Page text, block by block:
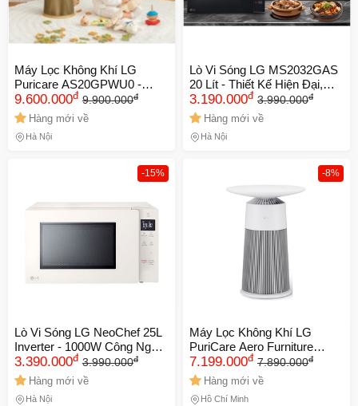
Máy Lọc Không Khí LG
Puricare AS20GPWU0 -
Thiết Kế Bàn Sạc Không
Dây, Chức Năng UV Nano
Diệt Khuẩn, Hiệu Suất Sạch
Cao
9.600.000đ 9.900.000đ
Hàng mới về
Hà Nội
Lò Vi Sóng LG MS2032GAS
20 Lít - Thiết Kế Hiện Đại,
Công Suất 700W, Chất Liệu
Thép Không Gỉ Easy Clean™
3.190.000đ 3.990.000đ
Hàng mới về
Hà Nội
-15%
Lò Vi Sóng LG NeoChef 25L
Inverter - 1000W Công Nghệ
Thông Minh, Dung Tích Lớn
Màu Be, Dễ Dàng Vệ Sinh,
Bảo Hành Chính Hãng
3.390.000đ 3.990.000đ
Hàng mới về
Hà Nội
-8%
Máy Lọc Không Khí LG
PuriCare Aero Furniture
AS20GPWU0 - Thiết Kế 2in1,
Sạc Không Dây, Lọc PM0.01,
Bảng Điều Khiển Thông Minh
7.199.000đ 7.890.000đ
Hàng mới về
Hồ Chí Minh